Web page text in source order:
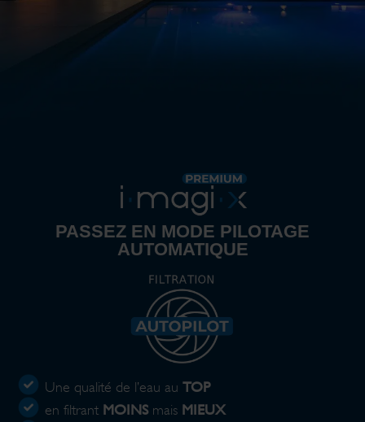
PASSEZ EN MODE PILOTAGE
AUTOMATIQUE
Une qualité de l’eau au TOP
en filtrant MOINS mais MIEUX